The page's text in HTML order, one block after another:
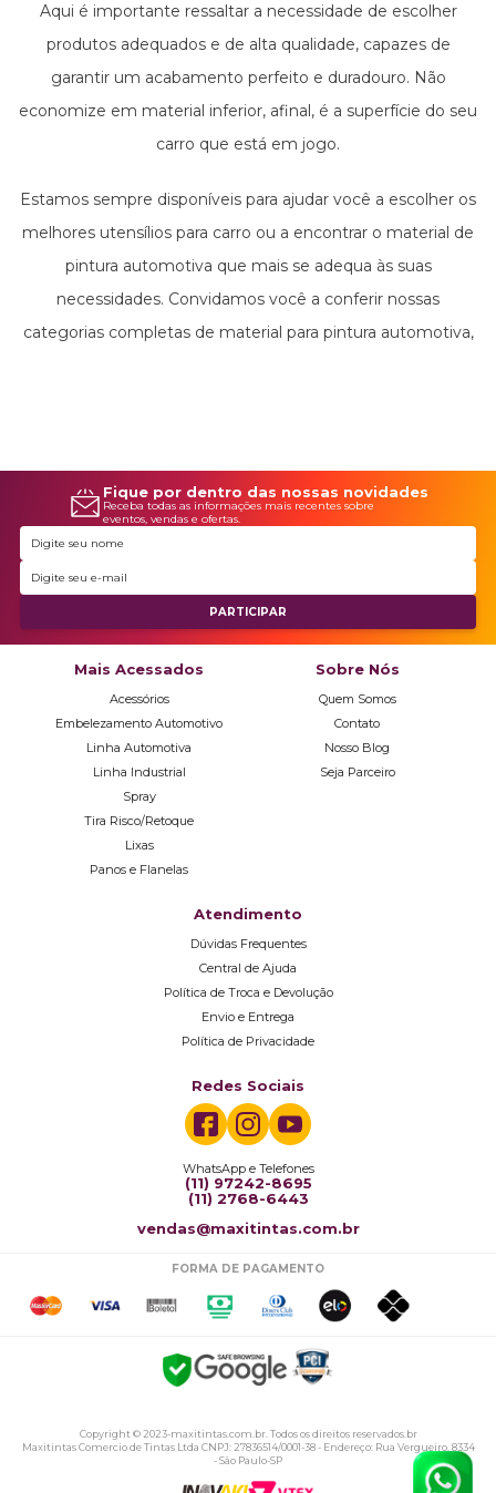
adesão, entre outros, são utensílios que fazem parte da
rotina de cuidados com o carro.
Aqui é importante ressaltar a necessidade de escolher
produtos adequados e de alta qualidade, capazes de
garantir um acabamento perfeito e duradouro. Não
economize em material inferior, afinal, é a superfície do seu
carro que está em jogo.
Estamos sempre disponíveis para ajudar você a escolher os
melhores utensílios para carro ou a encontrar o material de
pintura automotiva que mais se adequa às suas
necessidades. Convidamos você a conferir nossas
categorias completas de material para pintura automotiva,
Fique por dentro das nossas novidades
Receba todas as informações mais recentes sobre
eventos, vendas e ofertas.
Mais Acessados
Acessórios
Embelezamento Automotivo
Linha Automotiva
Linha Industrial
Spray
Tira Risco/Retoque
Lixas
Panos e Flanelas
Sobre Nós
Quem Somos
Contato
Nosso Blog
Seja Parceiro
Atendimento
Dúvidas Frequentes
Central de Ajuda
Política de Troca e Devolução
Envio e Entrega
Política de Privacidade
Redes Sociais
WhatsApp e Telefones
(11) 97242-8695
(11) 2768-6443
vendas@maxitintas.com.br
FORMA DE PAGAMENTO
Copyright © 2023-maxitintas.com.br. Todos os direitos reservados.br
Maxitintas Comercio de Tintas Ltda CNPJ: 27836514/0001-38 - Endereço: Rua Vergueiro, 8334
- São Paulo-SP